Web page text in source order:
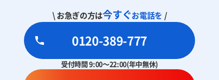
\ お急ぎの方は今すぐお電話を /
0120-389-777
受付時間 9:00～22:00(年中無休)